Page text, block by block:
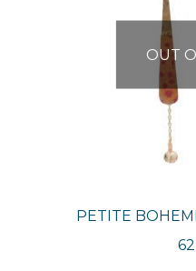
OUT
PETITE